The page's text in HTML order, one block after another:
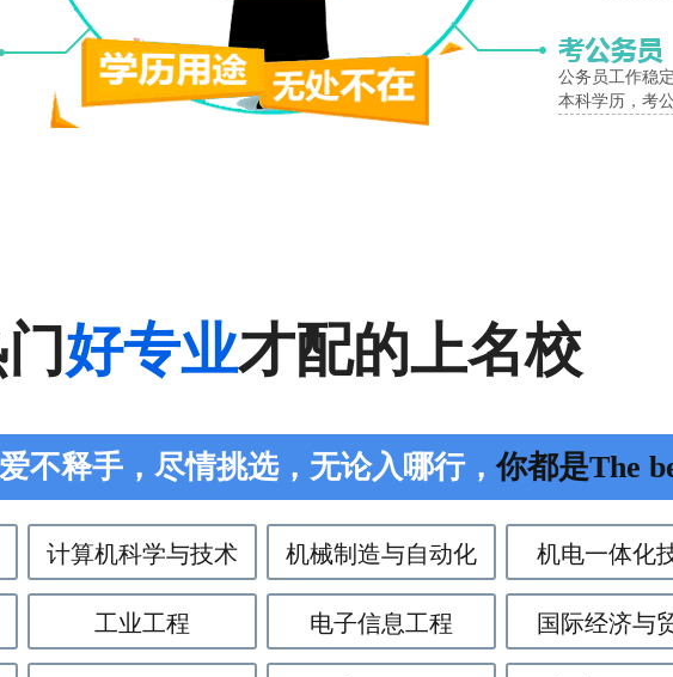
公务员工作稳
本科学历，考
好专业才配的上名校
不释手，尽情挑选，无论入哪行，你都是The
计算机科学与技术 机械制造与自动化 机电一体化
工业工程 电子信息工程 国际经济与